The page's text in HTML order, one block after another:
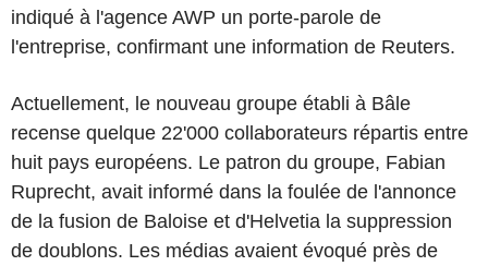
indiqué à l'agence AWP un porte-parole de
l'entreprise, confirmant une information de Reuters.
Actuellement, le nouveau groupe établi à Bâle
recense quelque 22'000 collaborateurs répartis entre
huit pays européens. Le patron du groupe, Fabian
Ruprecht, avait informé dans la foulée de l'annonce
de la fusion de Baloise et d'Helvetia la suppression
de doublons. Les médias avaient évoqué près de